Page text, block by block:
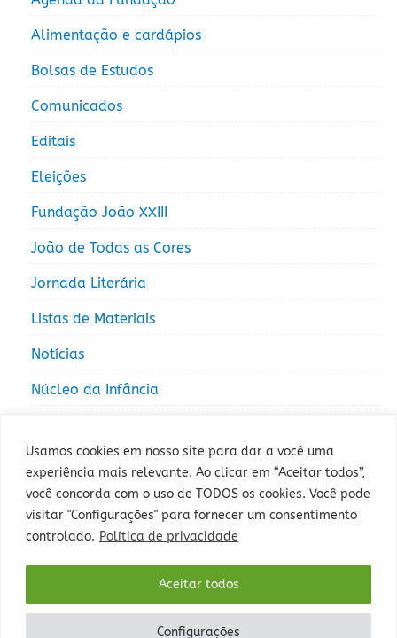
Usamos cookies em nosso site para dar a você uma
experiência mais relevante. Ao clicar em “Aceitar todos”,
você concorda com o uso de TODOS os cookies. Você pode
visitar "Configurações" para fornecer um consentimento
controlado. Política de privacidade
Configurações
Aceitar todos
Alimentação e cardápios
Bolsas de Estudos
Comunicados
Editais
Eleições
Fundação João XXIII
João de Todas as Cores
Jornada Literária
Listas de Materiais
Notícias
Núcleo da Infância
Rua Sepé Tiaraju, 1013 - Bairro Santa Tereza, Porto Alegre - RS -